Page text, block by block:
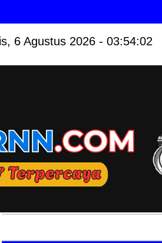
6 Agustus 2026 - 03:54:04
📢